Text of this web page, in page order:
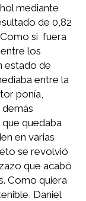
mediante
de 0,82
si fuera
los
estado de
entre la
ponía,
demás
quedaba
en varias
se revolvió
que acabó
Como quiera
Daniel